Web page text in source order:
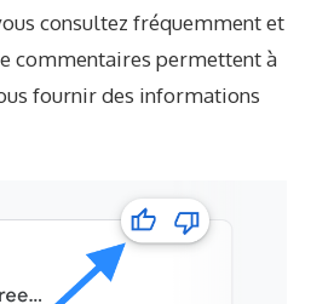
consultez fréquemment et
commentaires permettent à
fournir des informations